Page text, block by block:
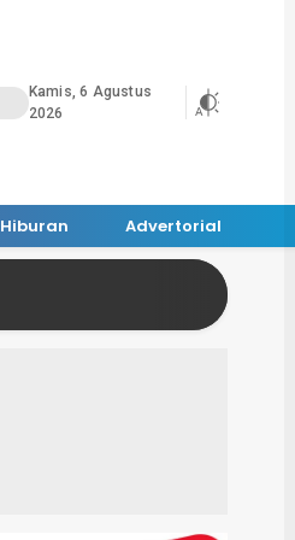
Kamis, 6 Agustus
2026
Hiburan Advertorial